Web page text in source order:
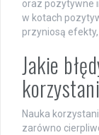
oraz pozytywne
w kotach
przyniosą
Jakie
Nauka
zarówno